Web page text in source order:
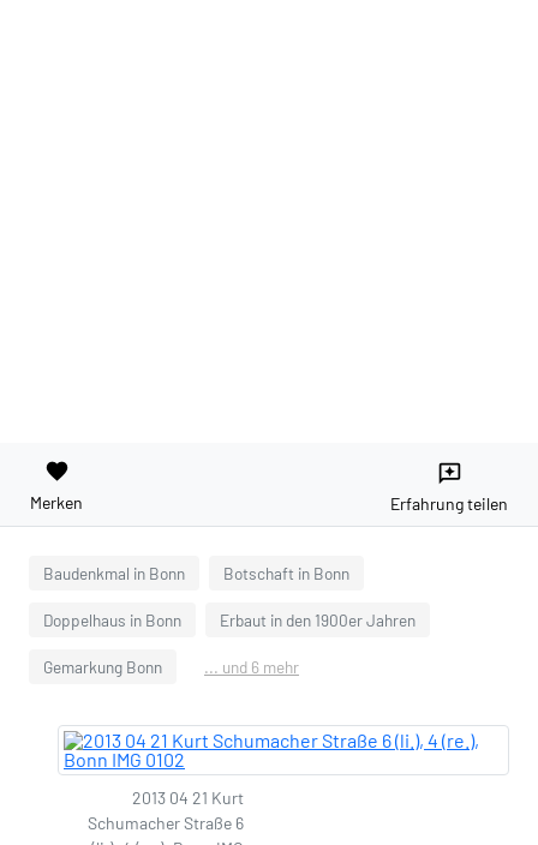
favorite
Merken
reviews
Erfahrung teilen
Baudenkmal in Bonn Botschaft in Bonn
Doppelhaus in Bonn Erbaut in den 1900er Jahren
Gemarkung Bonn ... und 6 mehr
2013 04 21 Kurt
Schumacher Straße 6